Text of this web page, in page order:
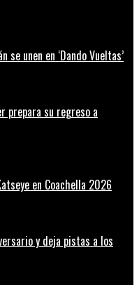
se unen en ‘Dando Vueltas’
prepara su regreso a
en Coachella 2026
y deja pistas a los